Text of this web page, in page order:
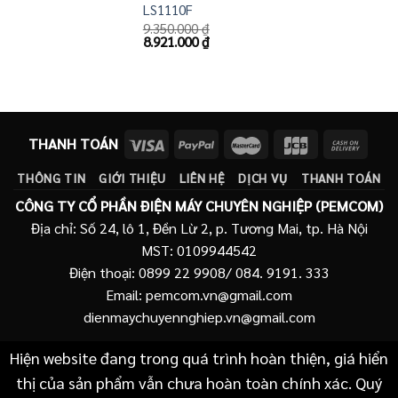
LS1110F
9.350.000₫
Giá
gốc
8.921.000₫Giá
hiện
THANH TOÁN
THÔNG TIN GIỚI THIỆU LIÊN HỆ DỊCH VỤ THANH TOÁN
CÔNG TY CỔ PHẦN ĐIỆN MÁY CHUYÊN NGHIỆP (PEMCOM)
Địa chỉ: Số 24, lô 1, Đền Lừ 2, p. Tương Mai, tp. Hà Nội
MST: 0109944542
Điện thoại: 0899 22 9908/ 084. 9191. 333
Email: pemcom.vn@gmail.com
dienmaychuyennghiep.vn@gmail.com
Hiện website đang trong quá trình hoàn thiện, giá hiển
thị của sản phẩm vẫn chưa hoàn toàn chính xác. Quý